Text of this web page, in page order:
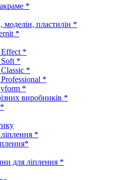
*
моделін, пластилін *
*
*
*
*
*
*
виробників *
*
для ліплення *